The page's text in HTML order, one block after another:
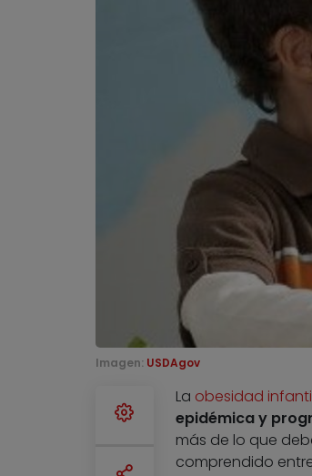
Imagen: USDAgov
La obesidad
epidémica y
más de lo que
comprendido